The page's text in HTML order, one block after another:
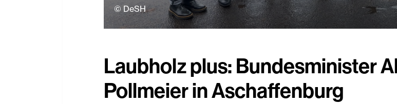
© DeSH
Laubholz plus: Bundesminister
Pollmeier in Aschaffenburg